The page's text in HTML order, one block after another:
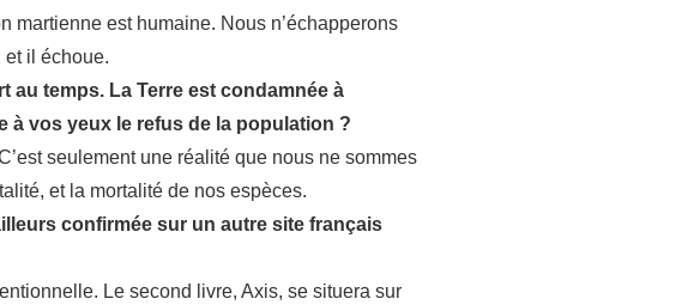
martienne est humaine. Nous n’échapperons
et il échoue.
temps. La Terre est condamnée à
à vos yeux le refus de la population ?
seulement une réalité que nous ne sommes
et la mortalité de nos espèces.
confirmée sur un autre site français
Le second livre, Axis, se situera sur